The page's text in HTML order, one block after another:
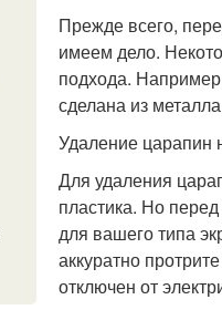
Прежде всего,
имеем дело.
подхода.
сделана из
Удаление царапин
Для удаления
пластика. Но
для вашего типа
аккуратно
отключен от